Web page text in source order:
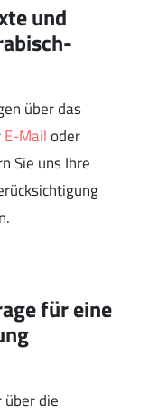
und
über das
E-Mailoder
Sie uns Ihre
für eine
die